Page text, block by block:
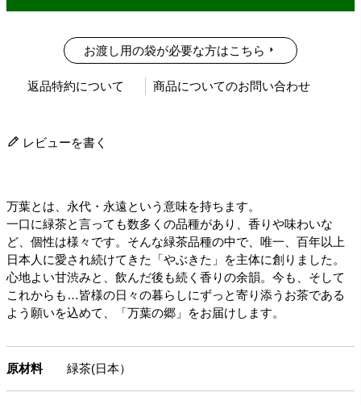
お渡し用の袋が必要な方はこちら
返品特約について 商品についてのお問い合わせ
レビューを書く
万葉とは、永代・永遠という意味を持ちます。
一口に緑茶と言っても数多くの品種があり、香りや味わいな
ど、個性は様々です。そんな緑茶品種の中で、唯一、百年以上
日本人に愛され続けてきた「やぶきた」を主体に創りました。
心地よい甘渋みと、飲んだ後も続く香りの余韻。今も、そして
これからも…皆様の日々の暮らしにずっと寄り添うお茶である
よう願いを込めて、「万葉の郷」をお届けします。
原材料 緑茶(日本）